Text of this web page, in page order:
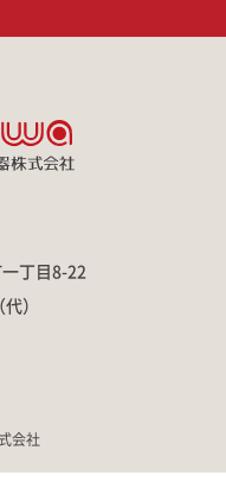
丁目8-22
）
会社